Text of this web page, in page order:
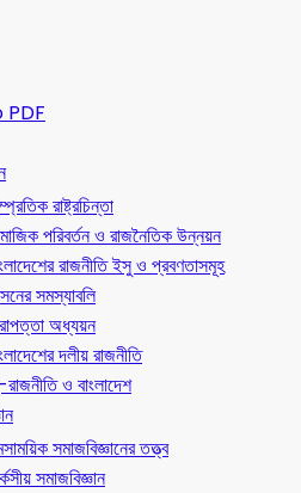
রাষ্ট্রচিন্তা
পরিবর্তন ও রাজনৈতিক উন্নয়ন
রাজনীতি ইসু ও প্রবণতাসমূহ
সমস্যাবলি
অধ্যয়ন
দলীয় রাজনীতি
ও বাংলাদেশ
সমাজবিজ্ঞানের তত্ত্ব
সমাজবিজ্ঞান